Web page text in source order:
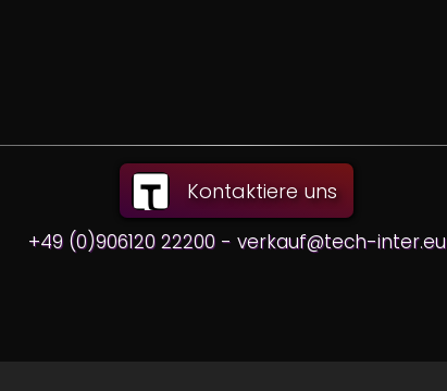
Kontaktiere uns
+49 (0)906120 22200 - verkauf@tech-inter.eu